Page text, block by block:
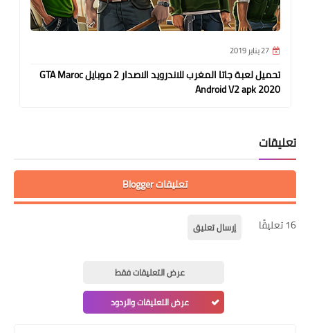
27 يناير 2019
تحميل لعبة جاتا المغرب للاندرويد الاصدار 2 موبايل GTA Maroc
Android V2 apk 2020
تعليقات
تعليقات Blogger
16 تعليقًا إرسال تعليق
عرض التعليقات فقط
عرض التعليقات والردود